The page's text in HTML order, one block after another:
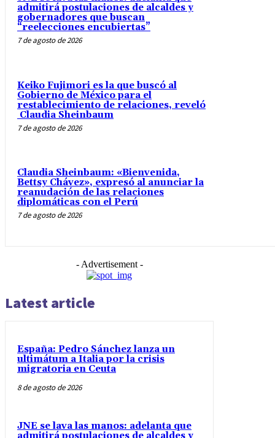
admitirá postulaciones de alcaldes y
gobernadores que buscan
“reelecciones encubiertas”
7 de agosto de 2026
Keiko Fujimori es la que buscó al
Gobierno de México para el
restablecimiento de relaciones, reveló
Claudia Sheinbaum
7 de agosto de 2026
Claudia Sheinbaum: «Bienvenida,
Bettsy Chávez», expresó al anunciar la
reanudación de las relaciones
diplomáticas con el Perú
7 de agosto de 2026
- Advertisement -
Latest article
España: Pedro Sánchez lanza un
ultimátum a Italia por la crisis
migratoria en Ceuta
8 de agosto de 2026
JNE se lava las manos: adelanta que